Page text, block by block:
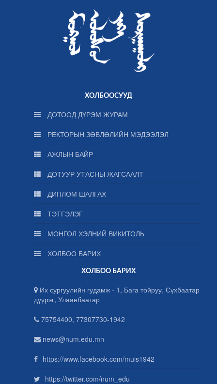
ХОЛБООСУУД
ДОТООД ДҮРЭМ ЖУРАМ
РЕКТОРЫН ЗӨВЛӨЛИЙН МЭДЭЭЛЭЛ
АЖЛЫН БАЙР
ДОТУУР УТАСНЫ ЖАГСААЛТ
ДИПЛОМ ШАЛГАХ
ТЭТГЭЛЭГ
МОНГОЛ ХЭЛНИЙ ВИКИТОЛЬ
ХОЛБОО БАРИХ
ХОЛБОО БАРИХ
Их сургуулийн гудамж - 1, Бага тойруу, Сүхбаатар
дүүрэг, Улаанбаатар
75754400, 77307730-1942
news@num.edu.mn
https://www.facebook.com/muis1942
https://twitter.com/num_edu